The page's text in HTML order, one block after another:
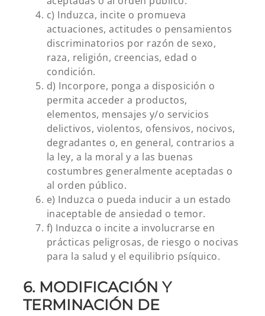
c) Induzca, incite o promueva
actuaciones, actitudes o pensamientos
discriminatorios por razón de sexo,
raza, religión, creencias, edad o
condición.
d) Incorpore, ponga a disposición o
permita acceder a productos,
elementos, mensajes y/o servicios
delictivos, violentos, ofensivos, nocivos,
degradantes o, en general, contrarios a
la ley, a la moral y a las buenas
costumbres generalmente aceptadas o
al orden público.
e) Induzca o pueda inducir a un estado
inaceptable de ansiedad o temor.
f) Induzca o incite a involucrarse en
prácticas peligrosas, de riesgo o nocivas
para la salud y el equilibrio psíquico.
6. MODIFICACIÓN Y
TERMINACIÓN DE